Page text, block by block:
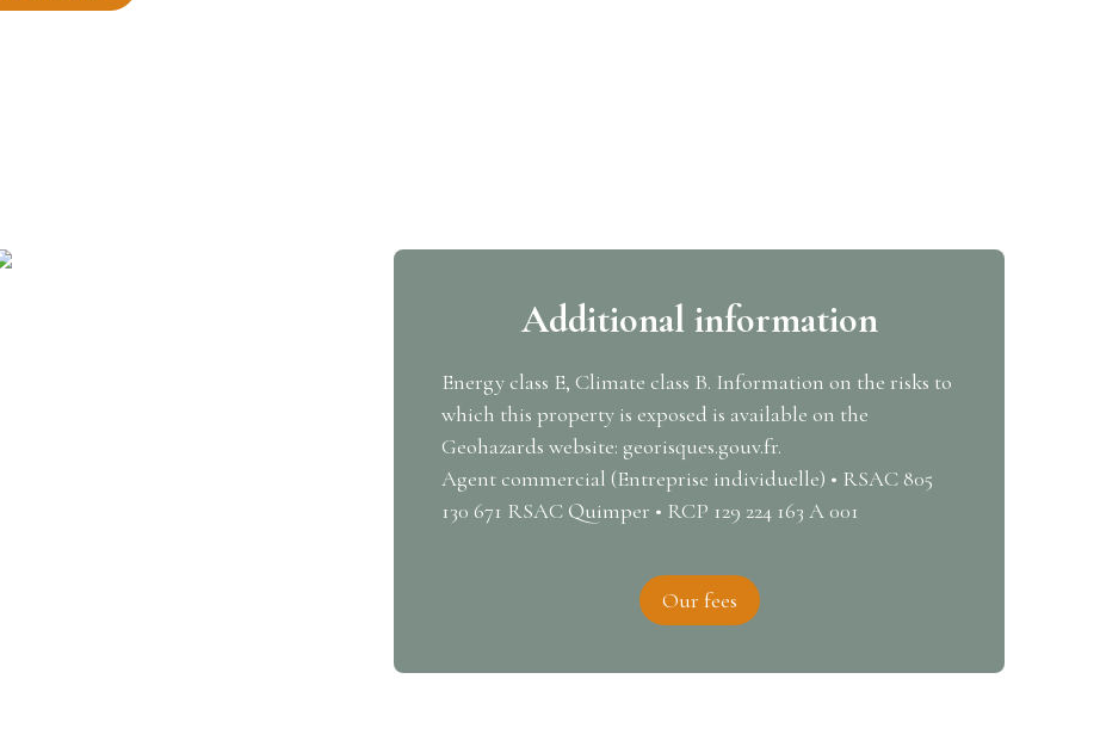
Additional information
Energy class E, Climate class B. Information on the risks to
which this property is exposed is available on the
Geohazards website: georisques.gouv.fr.
Agent commercial (Entreprise individuelle) • RSAC 805
130 671 RSAC Quimper • RCP 129 224 163 A 001
Our fees